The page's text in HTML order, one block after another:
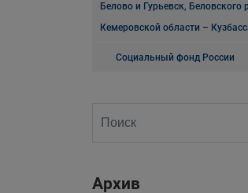
Белово и Гурьевск, Беловского
Кемеровской области –
Социальный фонд России
Архив